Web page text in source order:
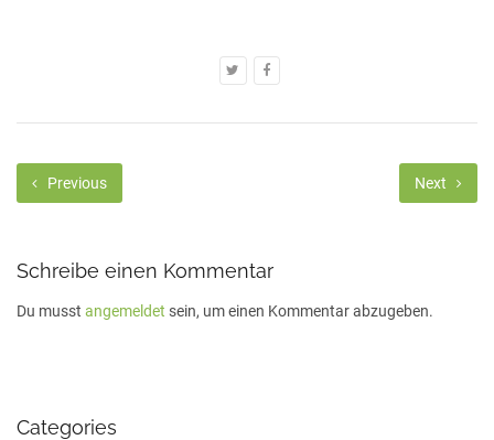
Previous Next
Schreibe einen Kommentar
Du musst angemeldet sein, um einen Kommentar abzugeben.
Categories